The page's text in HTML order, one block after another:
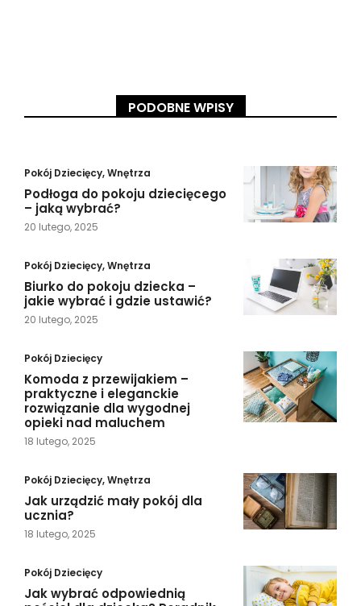
PODOBNE WPISY
Pokój Dziecięcy,Wnętrza
Podłoga do pokoju dziecięcego
– jaką wybrać?
20 lutego, 2025
Pokój Dziecięcy,Wnętrza
Biurko do pokoju dziecka –
jakie wybrać i gdzie ustawić?
20 lutego, 2025
Pokój Dziecięcy
Komoda z przewijakiem –
praktyczne i eleganckie
rozwiązanie dla wygodnej
opieki nad maluchem
18 lutego, 2025
Pokój Dziecięcy,Wnętrza
Jak urządzić mały pokój dla
ucznia?
18 lutego, 2025
Pokój Dziecięcy
Jak wybrać odpowiednią